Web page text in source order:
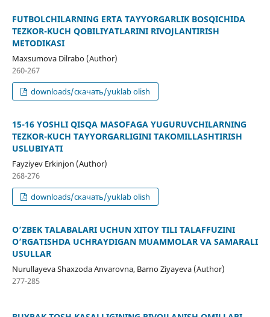
FUTBOLCHILARNING ERTA TAYYORGARLIK BOSQICHIDA
TEZKOR-KUCH QOBILIYATLARINI RIVOJLANTIRISH
METODIKASI
Maxsumova Dilrabo (Author)
260-267
downloads/скачать/yuklab olish
15-16 YOSHLI QISQA MASOFAGA YUGURUVCHILARNING
TEZKOR-KUCH TAYYORGARLIGINI TAKOMILLASHTIRISH
USLUBIYATI
Fayziyev Erkinjon (Author)
268-276
downloads/скачать/yuklab olish
O’ZBEK TALABALARI UCHUN XITOY TILI TALAFFUZINI
O’RGATISHDA UCHRAYDIGAN MUAMMOLAR VA SAMARALI
USULLAR
Nurullayeva Shaxzoda Anvarovna, Barno Ziyayeva (Author)
277-285